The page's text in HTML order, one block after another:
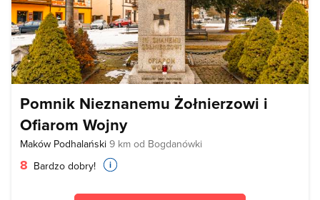
Pomnik Nieznanemu Żołnierzowi i
Ofiarom Wojny
Maków Podhalański 9 km od Bogdanówki
8 Bardzo dobry!